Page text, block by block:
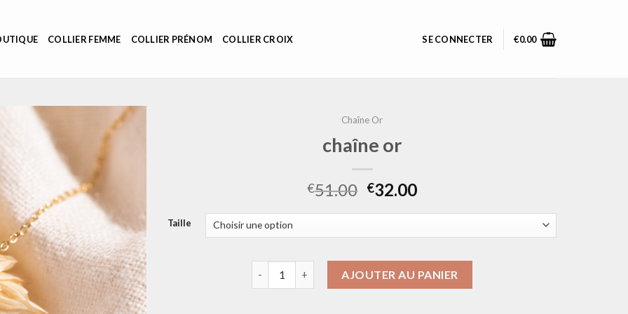
COLLIER FEMME COLLIER PRÉNOM COLLIER CROIX SE CONNECTER €0.00
Chaîne Or
chaîne or
€51.00 €32.00
Taille
AJOUTER AU PANIER